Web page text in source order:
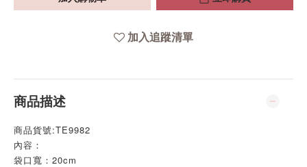
加入追蹤清單
商品描述
商品貨號:TE9982
內容：
袋口寬：20cm